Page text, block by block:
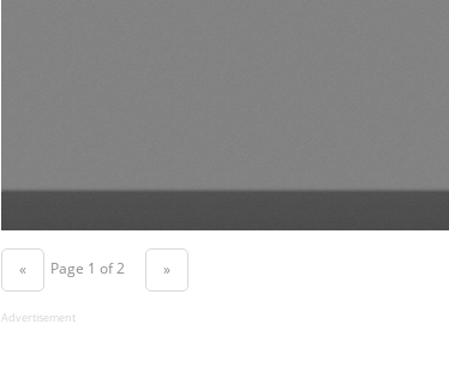
« Page 1 of 2 »
Advertisement